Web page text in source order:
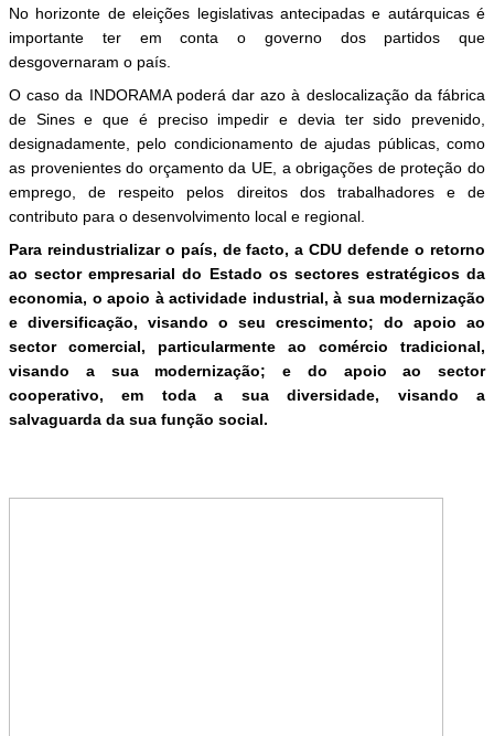
No horizonte de eleições legislativas antecipadas e autárquicas é
importante ter em conta o governo dos partidos que
desgovernaram o país.
O caso da INDORAMA poderá dar azo à deslocalização da fábrica
de Sines e que é preciso impedir e devia ter sido prevenido,
designadamente, pelo condicionamento de ajudas públicas, como
as provenientes do orçamento da UE, a obrigações de proteção do
emprego, de respeito pelos direitos dos trabalhadores e de
contributo para o desenvolvimento local e regional.
Para reindustrializar o país, de facto, a CDU defende o retorno
ao sector empresarial do Estado os sectores estratégicos da
economia, o apoio à actividade industrial, à sua modernização
e diversificação, visando o seu crescimento; do apoio ao
sector comercial, particularmente ao comércio tradicional,
visando a sua modernização; e do apoio ao sector
cooperativo, em toda a sua diversidade, visando a
salvaguarda da sua função social.